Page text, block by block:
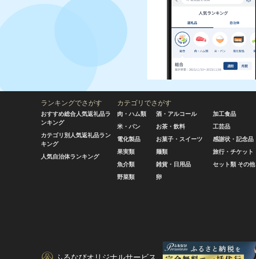
ランキングでさがす
おすすめ総合人気返礼品ラ
ンキング
カテゴリ別人気返礼品ラン
キング
人気自治体ランキング
カテゴリでさがす
肉・ハム類
米・パン
電化製品
果実類
魚介類
野菜類
酒・アルコール
お茶・飲料
お菓子・スイーツ
麺類
雑貨・日用品
卵
加工食品
工芸品
感謝状・記念品
旅行・チケット
セット類 その他